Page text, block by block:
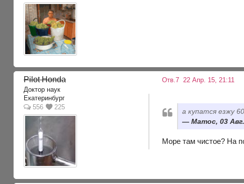
Pilot Honda
Доктор наук
Екатеринбург
556
225
Отв.7 22 Апр. 15, 21:11
а купатся езжу
Матос, 03
Море там чистое? На